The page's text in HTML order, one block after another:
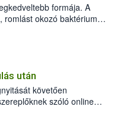
formája. A
okozó baktériumok
A szabadtéri sütögetés
szól: legalább
hőkezelés, valamint a
Élelmiszerlánc-
összegyűjtötte a
után
követően
szóló online